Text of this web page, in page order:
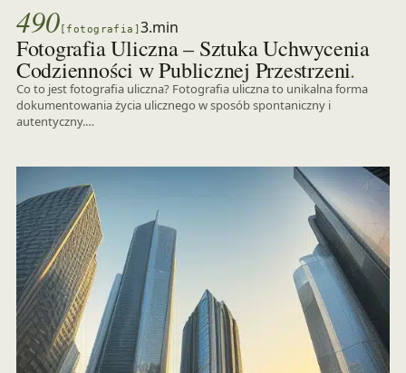
490 [fotografia]3.min
Fotografia Uliczna – Sztuka Uchwycenia
Codzienności w Publicznej Przestrzeni.
Co to jest fotografia uliczna? Fotografia uliczna to unikalna forma
dokumentowania życia ulicznego w sposób spontaniczny i
autentyczny.…